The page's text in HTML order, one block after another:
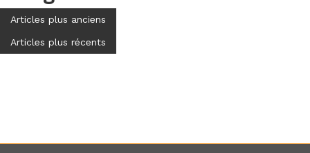
Articles plus anciens
Articles plus récents